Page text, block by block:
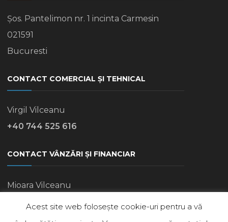
Șos. Pantelimon nr. 1 incinta Carmesin
021591
Bucuresti
CONTACT COMERCIAL ȘI TEHNICAL
Virgil Vilceanu
+40 744 525 616
CONTACT VÂNZĂRI ȘI FINANCIAR
Mioara Vilceanu
+40 745 770 248
Acest site web folosește cookie-uri pentru a vă